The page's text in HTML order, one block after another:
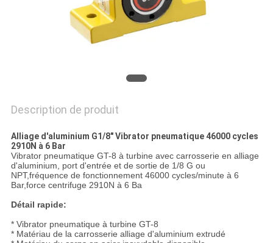
Description de produit
Alliage d'aluminium G1/8" Vibrator pneumatique 46000 cycles
2910N à 6 Bar
Vibrator pneumatique GT-8 à turbine avec carrosserie en alliage
d'aluminium, port d'entrée et de sortie de 1/8 G ou
NPT,fréquence de fonctionnement 46000 cycles/minute à 6
Bar,force centrifuge 2910N à 6 Ba
Détail rapide:
* Vibrator pneumatique à turbine GT-8
* Matériau de la carrosserie alliage d'aluminium extrudé